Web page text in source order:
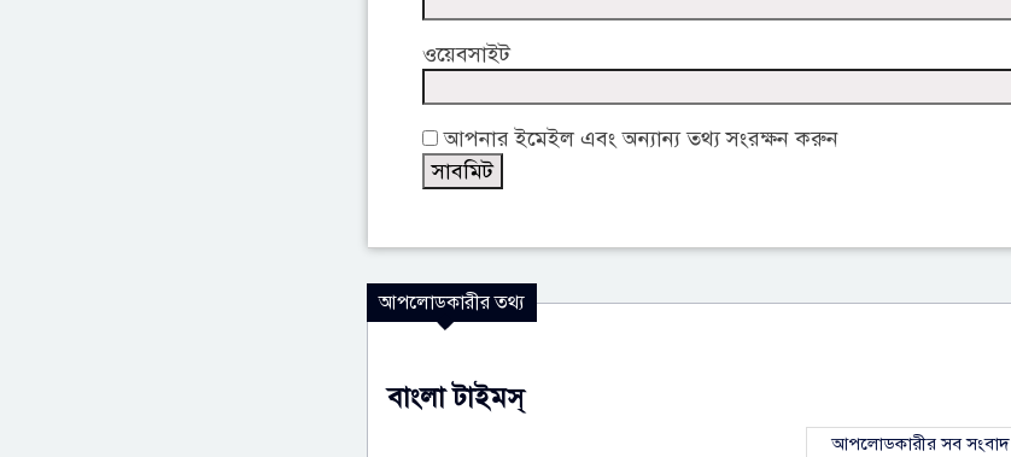
ওয়েবসাইট
আপনার ইমেইল এবং অন্যান্য তথ্য সংরক্ষন করুন
আপলোডকারীর তথ্য
বাংলা টাইমস্
আপলোডকারীর সব সংবাদ